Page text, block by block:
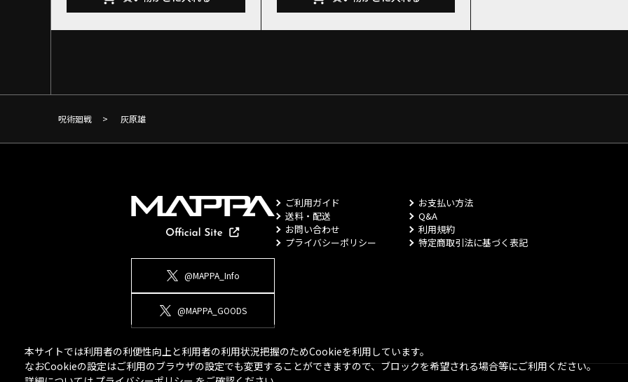
呪術廻戦 > 灰原雄
@MAPPA_Info
@MAPPA_GOODS
ご利用ガイド
お支払い方法
送料・配送
Q&A
お問い合わせ
利用規約
プライバシーポリシー
特定商取引法に基づく表記
本サイトでは利用者の利便性向上と利用者の利用状況把握のためCookieを利用しています。
なおCookieの設定はご利用のブラウザの設定でも変更することができますので、ブロックを希望される場合等にご利用ください。